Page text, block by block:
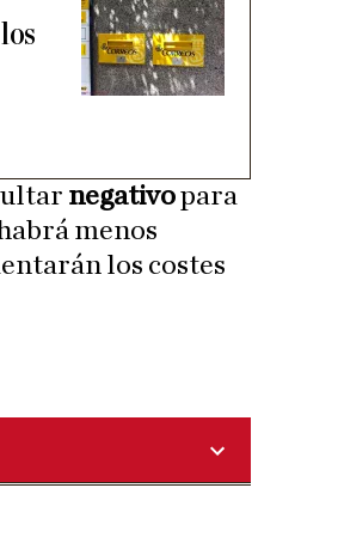
negativopara
menos
los costes